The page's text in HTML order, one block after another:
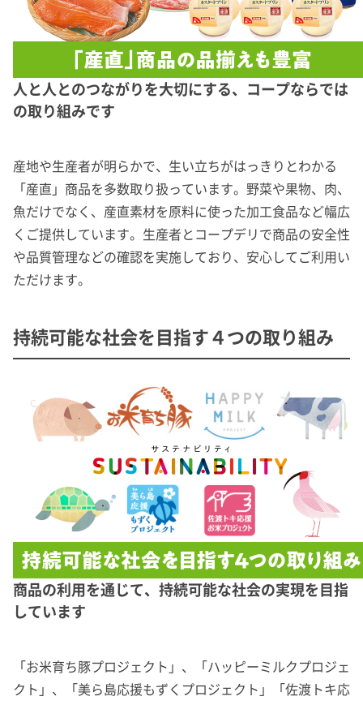
人と人とのつながりを大切にする、コープならでは
の取り組みです
産地や生産者が明らかで、生い立ちがはっきりとわかる
「産直」商品を多数取り扱っています。野菜や果物、肉、
魚だけでなく、産直素材を原料に使った加工食品など幅広
くご提供しています。生産者とコープデリで商品の安全性
や品質管理などの確認を実施しており、安心してご利用い
ただけます。
持続可能な社会を目指す４つの取り組み
商品の利用を通じて、持続可能な社会の実現を目指
しています
「お米育ち豚プロジェクト」、「ハッピーミルクプロジェ
クト」、「美ら島応援もずくプロジェクト」「佐渡トキ応